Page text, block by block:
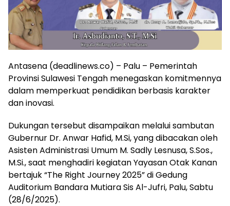
Antasena (deadlinews.co) – Palu – Pemerintah
Provinsi Sulawesi Tengah menegaskan komitmennya
dalam memperkuat pendidikan berbasis karakter
dan inovasi.
Dukungan tersebut disampaikan melalui sambutan
Gubernur Dr. Anwar Hafid, M.Si, yang dibacakan oleh
Asisten Administrasi Umum M. Sadly Lesnusa, S.Sos.,
M.Si., saat menghadiri kegiatan Yayasan Otak Kanan
bertajuk “The Right Journey 2025” di Gedung
Auditorium Bandara Mutiara Sis Al-Jufri, Palu, Sabtu
(28/6/2025).